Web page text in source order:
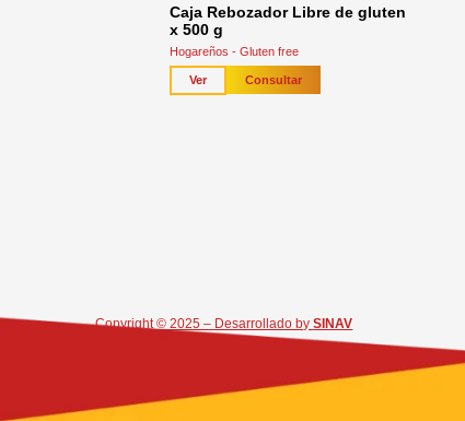
Caja Rebozador Libre de gluten
x 500 g
Hogareños - Gluten free
Ver Consultar
Copyright © 2025 – Desarrollado bySINAV